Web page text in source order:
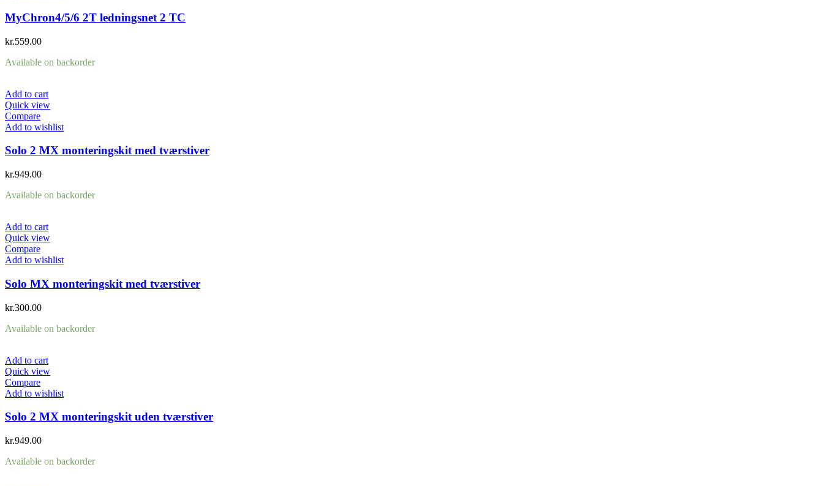
MyChron4/5/6 2T ledningsnet 2 TC
kr.559.00
Available on backorder
Add to cart
Quick view
Compare
Add to wishlist
Solo 2 MX monteringskit med tværstiver
kr.949.00
Available on backorder
Add to cart
Quick view
Compare
Add to wishlist
Solo MX monteringskit med tværstiver
kr.300.00
Available on backorder
Add to cart
Quick view
Compare
Add to wishlist
Solo 2 MX monteringskit uden tværstiver
kr.949.00
Available on backorder